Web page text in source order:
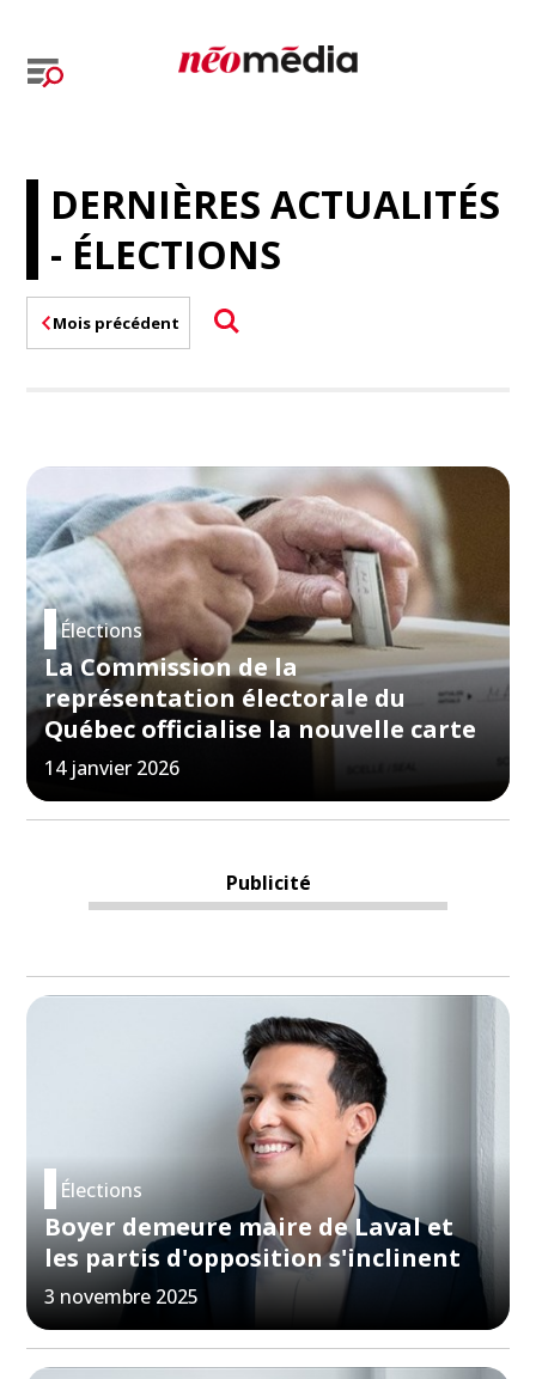
DERNIÈRES ACTUALITÉS
- ÉLECTIONS
Mois précédent
Élections
La Commission de la
représentation électorale du
Québec officialise la nouvelle carte
14 janvier 2026
Publicité
Élections
Boyer demeure maire de Laval et
les partis d'opposition s'inclinent
3 novembre 2025